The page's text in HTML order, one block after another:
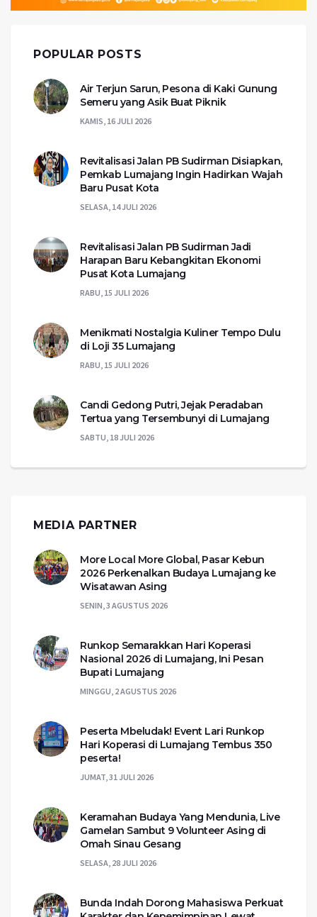
POPULAR POSTS
Air Terjun Sarun, Pesona di Kaki Gunung
Semeru yang Asik Buat Piknik
KAMIS, 16 JULI 2026
Revitalisasi Jalan PB Sudirman Disiapkan,
Pemkab Lumajang Ingin Hadirkan Wajah
Baru Pusat Kota
SELASA, 14 JULI 2026
Revitalisasi Jalan PB Sudirman Jadi
Harapan Baru Kebangkitan Ekonomi
Pusat Kota Lumajang
RABU, 15 JULI 2026
Menikmati Nostalgia Kuliner Tempo Dulu
di Loji 35 Lumajang
RABU, 15 JULI 2026
Candi Gedong Putri, Jejak Peradaban
Tertua yang Tersembunyi di Lumajang
SABTU, 18 JULI 2026
MEDIA PARTNER
More Local More Global, Pasar Kebun
2026 Perkenalkan Budaya Lumajang ke
Wisatawan Asing
SENIN, 3 AGUSTUS 2026
Runkop Semarakkan Hari Koperasi
Nasional 2026 di Lumajang, Ini Pesan
Bupati Lumajang
MINGGU, 2 AGUSTUS 2026
Peserta Mbeludak! Event Lari Runkop
Hari Koperasi di Lumajang Tembus 350
peserta!
JUMAT, 31 JULI 2026
Keramahan Budaya Yang Mendunia, Live
Gamelan Sambut 9 Volunteer Asing di
Omah Sinau Gesang
SELASA, 28 JULI 2026
Bunda Indah Dorong Mahasiswa Perkuat